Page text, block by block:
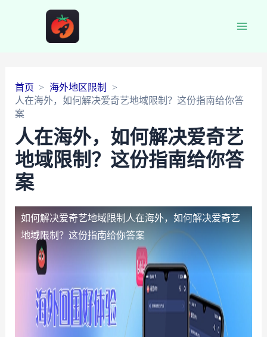
首页
海外地区限制
人在海外，如何解决爱奇艺地域限制？这份指南给你答
案
人在海外，如何解决爱奇艺
地域限制？这份指南给你答
案
如何解决爱奇艺地域限制 人在海外，如何解决爱奇艺
地域限制？这份指南给你答案